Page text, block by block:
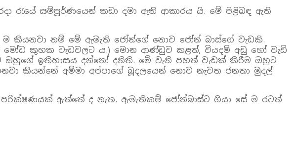
රැයේ සම්පූර්ණයෙන් කඩා දමා ඇති ආකාරය යි. මේ පිළිබඳ ඇති
කියනවා නම් මේ ඇමැති ජෝන්ගේ නොව ජෝන් බාස්ගේ වැඩකි.
මෝඩ කුහක වැඩවලට ය.) මොන ආණ්ඩුව කළත්, වියදම් අඩු හෝ වැඩි
ඉතිහාසය දන්නෝ දනිති. මේ වැනි පහත් වැඩක් කිරීම ඔහුට
කියන්නේ අම්මා අප්පාගේ බූදලයෙන් නොව නැවත ජනතා මුදල්
ඇත්තේ ද නැත. ඇමැතිකම් ජෝන්බාස්ට ගියා සේ ම රටත්